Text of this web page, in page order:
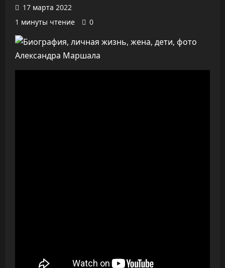
17 марта 2022
1 минуты чтение
0